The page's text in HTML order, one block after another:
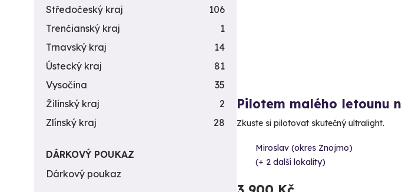
Pilotem malého letounu
Zkuste si pilotovat skutečný ultralight.
Miroslav (okres Znojmo)
(+ 2 další lokality)
Středočeský kraj
106
Trenčianský kraj
1
Trnavský kraj
14
Ústecký kraj
81
Vysočina
35
Žilinský kraj
2
Zlínský kraj
28
DÁRKOVÝ POUKAZ
Dárkový poukaz